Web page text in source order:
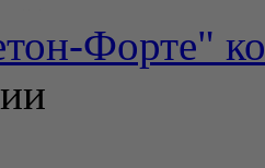
Форте"